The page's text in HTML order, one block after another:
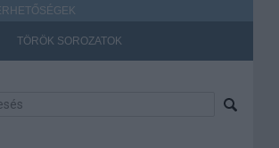
TÖRÖK SOROZATOK